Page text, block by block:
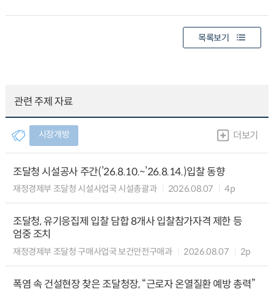
목록보기
관련 주제 자료
시장개방 더보기
조달청 시설공사 주간(’26.8.10.~’26.8.14.)입찰 동향
재정경제부 조달청 시설사업국 시설총괄과 2026.08.07 4p
조달청, 유기응집제 입찰 담합 8개사 입찰참가자격 제한 등
엄중 조치
재정경제부 조달청 구매사업국 보건안전구매과 2026.08.07 2p
폭염 속 건설현장 찾은 조달청장, “근로자 온열질환 예방 총력”